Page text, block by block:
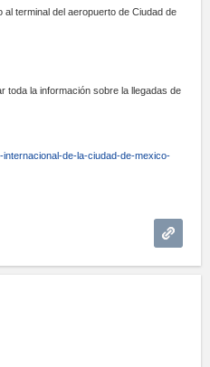
terminal del aeropuerto de Ciudad de
toda la información sobre la llegadas de
de-la-ciudad-de-mexico-